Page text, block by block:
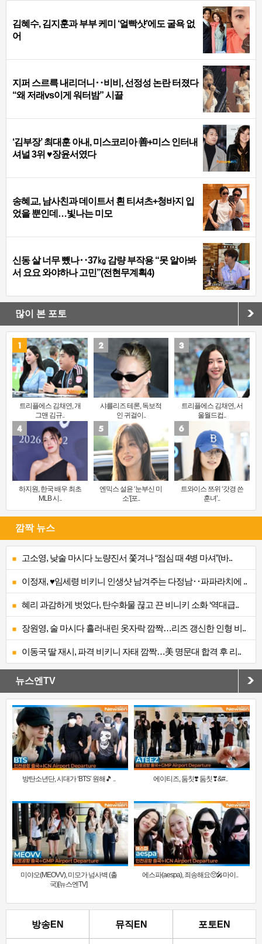
김혜수, 김지훈과 부부 케미 ‘얼빡샷’에도 굴욕 없
어
지퍼 스르륵 내리더니‥비비, 선정성 논란 터졌다
“왜 저래vs이게 워터밤” 시끌
‘김부장’ 최대훈 아내, 미스코리아 善+미스 인터내
셔널 3위 ♥장윤서였다
송혜교, 남사친과 데이트서 흰 티셔츠+청바지 입
었을 뿐인데…빛나는 미모
신동 살 너무 뺐나‥37㎏ 감량 부작용 “못 알아봐
서 요요 와야하나 고민”(전현무계획4)
많이 본 포토
트리플에스 김채연, 개
그맨 김규..
샤를리즈 테론, 독보적
인 귀걸이..
트리플에스 김채연, 서
울월드컵..
하지원, 한국 배우 최초
MLB 시..
엔믹스 설윤 ‘눈부신 미
소’[포..
트와이스 쯔위 ‘갓경 쓴
훈녀’..
깜짝 뉴스
고소영, 낮술 마시다 노량진서 쫓겨나 “점심 때 4병 마셔”(바..
이정재, ♥임세령 비키니 인생샷 남겨주는 다정남‥파파라치에 ..
혜리 과감하게 벗었다, 탄수화물 끊고 끈 비니키 소화 ‘역대급..
장원영, 술 마시다 흘러내린 옷자락 깜짝…리즈 갱신한 인형 비..
이동국 딸 재시, 파격 비키니 자태 깜짝…美 명문대 합격 후 리..
뉴스엔TV
방탄소년단, 시대가 ‘BTS’ 원해🎵 .. 에이티즈, 둠칫❣️ 둠칫❣&#..
미야오(MEOVV), 미모가 넘사벽 (출
국)[뉴스엔TV]
에스파(aespa), 죄송해요🥺🎤마이..
방송EN 뮤직EN 포토EN